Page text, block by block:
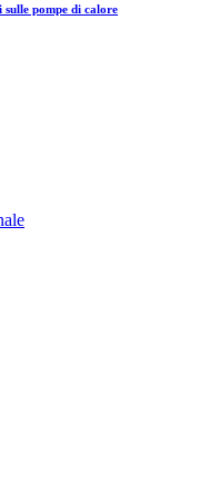
pompe di calore